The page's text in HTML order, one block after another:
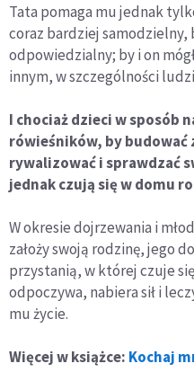
Tata pomaga mu jednak
coraz bardziej samodzielny,
odpowiedzialny; by i on
innym, w szczególności
I chociaż dzieci w sposób
rówieśników, by
rywalizować i sprawdzać
jednak czują się w domu
W okresie dojrzewania i
założy swoją rodzinę, jego
przystanią, w której czuje
odpoczywa, nabiera sił i
mu życie.
Więcej w książce: Kochaj